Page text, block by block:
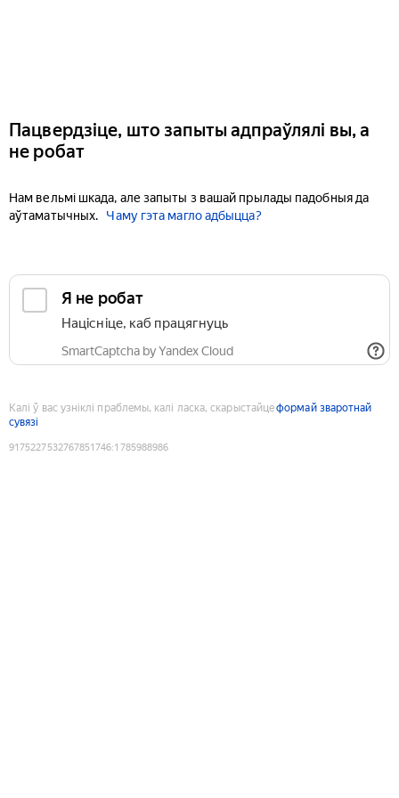
Пацвердзіце, што запыты адпраўлялі вы, а
не робат
Нам вельмі шкада, але запыты з вашай прылады падобныя да
аўтаматычных.
Чаму гэта магло адбыцца?
Я не робат
Націсніце, каб працягнуць
SmartCaptcha by Yandex Cloud
Калі ў вас узніклі праблемы, калі ласка, скарыстайцеформай зваротнай
сувязі
9175227532767851746:1785988986